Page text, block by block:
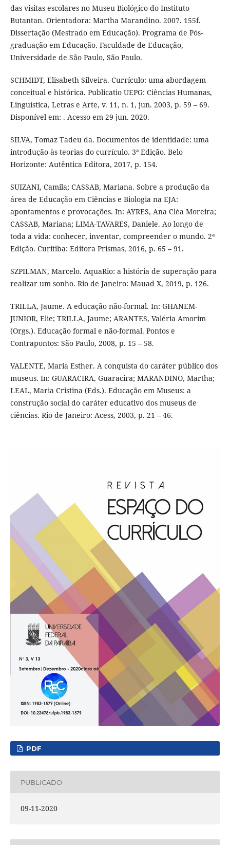
das visitas escolares no Museu Biológico do Instituto
Butantan. Orientadora: Martha Marandino. 2007. 155f.
Dissertação (Mestrado em Educação). Programa de Pós-
graduação em Educação. Faculdade de Educação,
Universidade de São Paulo, São Paulo.
SCHMIDT, Elisabeth Silveira. Currículo: uma abordagem
conceitual e histórica. Publicatio UEPG: Ciências Humanas,
Linguística, Letras e Arte, v. 11, n. 1, jun. 2003, p. 59 – 69.
Disponível em: . Acesso em 29 jun. 2020.
SILVA, Tomaz Tadeu da. Documentos de identidade: uma
introdução às teorias do currículo. 3ª Edição. Belo
Horizonte: Autêntica Editora, 2017, p. 154.
SUIZANI, Camila; CASSAB, Mariana. Sobre a produção da
área de Educação em Ciências e Biologia na EJA:
apontamentos e provocações. In: AYRES, Ana Cléa Moreira;
CASSAB, Mariana; LIMA-TAVARES, Daniele. Ao longo de
toda a vida: conhecer, inventar, compreender o mundo. 2ª
Edição. Curitiba: Editora Prismas, 2016, p. 65 – 91.
SZPILMAN, Marcelo. AquaRio: a história de superação para
realizar um sonho. Rio de Janeiro: Mauad X, 2019, p. 126.
TRILLA, Jaume. A educação não-formal. In: GHANEM-
JUNIOR, Elie; TRILLA, Jaume; ARANTES, Valéria Amorim
(Orgs.). Educação formal e não-formal. Pontos e
Contrapontos: São Paulo, 2008, p. 15 – 58.
VALENTE, Maria Esther. A conquista do caráter público dos
museus. In: GUARACIRA, Guaracira; MARANDINO, Martha;
LEAL, Maria Cristina (Eds.). Educação em Museus: a
construção social do caráter educativo dos museus de
ciências. Rio de Janeiro: Acess, 2003, p. 21 – 46.
PDF
PUBLICADO
09-11-2020